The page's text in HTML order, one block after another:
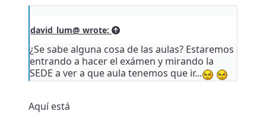
david_lum@ wrote:
¿Se sabe alguna cosa de las aulas? Estaremos
entrando a hacer el exámen y mirando la
SEDE a ver a que aula tenemos que ir...
Aquí está